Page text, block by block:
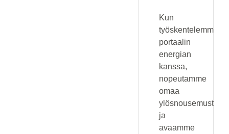
Kun
työskentelemme
portaalin
energian
kanssa,
nopeutamme
omaa
ja
avaamme